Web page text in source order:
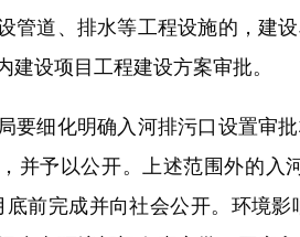
管道、排水等工程设施的，建
建设项目工程建设方案审批。
细化明确入河排污口设置审批
并予以公开。上述范围外的入
底前完成并向社会公开。环境